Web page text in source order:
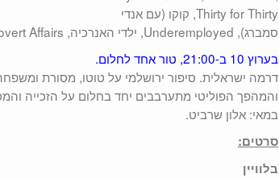
Thirty for Thirty, קוקו (עם אנדי
סמברג), Underemployed, ילדי האנרכיה, Covert Affairs.
בערוץ 10 ב-21:00, טור אחד לחלום.
והמהפך הפוליטי מתערבבים יחד בחלום על הזכייה
במאי: אלון שרביט.
סרטים:
בלוויין